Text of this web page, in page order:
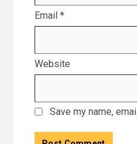
Email *
Website
Save my name,